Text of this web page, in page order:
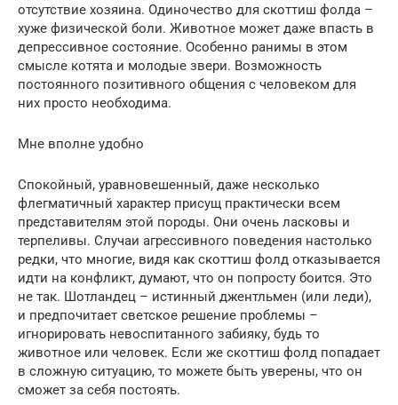
отсутствие хозяина. Одиночество для скоттиш фолда –
хуже физической боли. Животное может даже впасть в
депрессивное состояние. Особенно ранимы в этом
смысле котята и молодые звери. Возможность
постоянного позитивного общения с человеком для
них просто необходима.
Мне вполне удобно
Спокойный, уравновешенный, даже несколько
флегматичный характер присущ практически всем
представителям этой породы. Они очень ласковы и
терпеливы. Случаи агрессивного поведения настолько
редки, что многие, видя как скоттиш фолд отказывается
идти на конфликт, думают, что он попросту боится. Это
не так. Шотландец – истинный джентльмен (или леди),
и предпочитает светское решение проблемы –
игнорировать невоспитанного забияку, будь то
животное или человек. Если же скоттиш фолд попадает
в сложную ситуацию, то можете быть уверены, что он
сможет за себя постоять.